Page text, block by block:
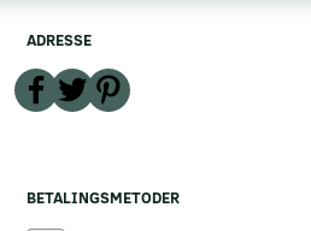
ADRESSE
BETALINGSMETODER